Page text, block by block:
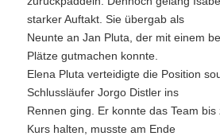
starker Auftakt. Sie übergab als
Neunte an Jan Pluta, der mit einem
Plätze gutmachen konnte.
Elena Pluta verteidigte die Position
Schlussläufer Jorgo Distler ins
Rennen ging. Er konnte das Team
Kurs halten, musste am Ende